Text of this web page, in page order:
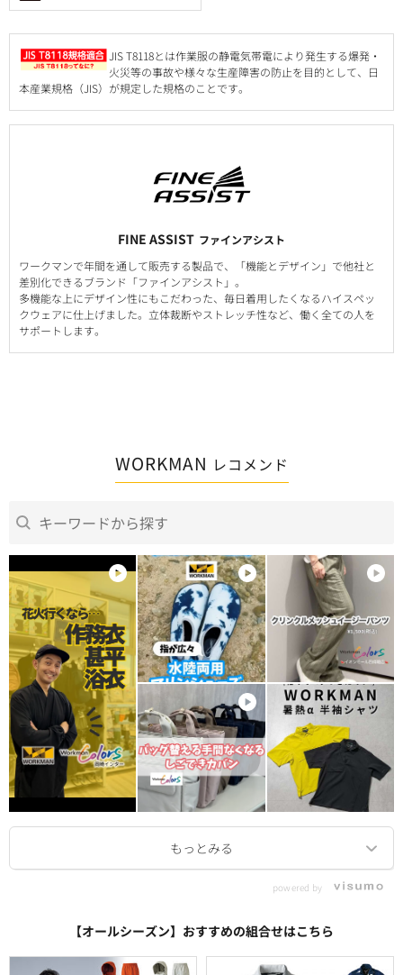
JIS T8118とは作業服の静電気帯電により発生する爆発・
火災等の事故や様々な生産障害の防止を目的として、日
本産業規格（JIS）が規定した規格のことです。
FINE ASSIST ファインアシスト
ワークマンで年間を通して販売する製品で、「機能とデザイン」で他社と
差別化できるブランド「ファインアシスト」。
多機能な上にデザイン性にもこだわった、毎日着用したくなるハイスペッ
クウェアに仕上げました。立体裁断やストレッチ性など、働く全ての人を
サポートします。
WORKMAN レコメンド
powered by
【オールシーズン】おすすめの組合せはこちら